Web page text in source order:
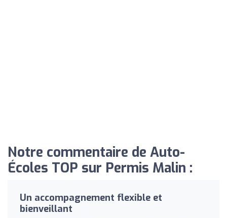
Notre commentaire de Auto-
Écoles TOP sur Permis Malin :
Un accompagnement flexible et
bienveillant